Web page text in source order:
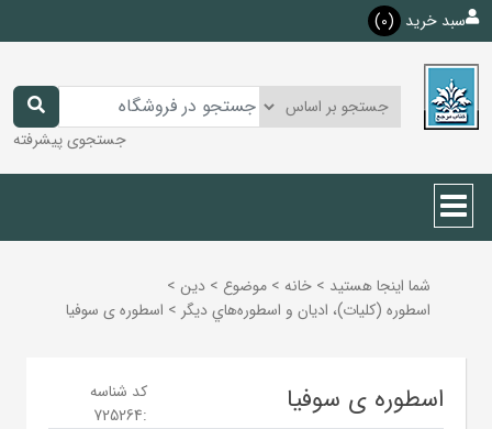
سبد خرید (0)
جستجوی پیشرفته
شما اینجا هستید > خانه > موضوع > دين >
اسطوره‌ (كليات)، اديان و اسطوره‌هاي ديگر > اسطوره ی سوفیا
اسطوره ی سوفیا
کد شناسه
:
725264